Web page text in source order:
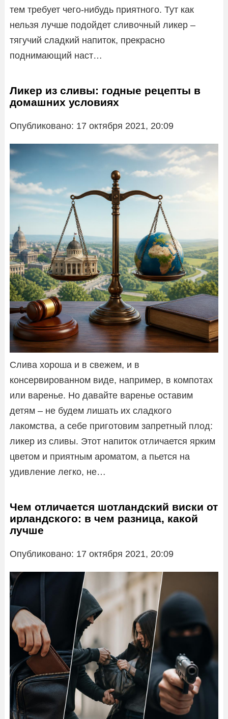
тем требует чего-нибудь приятного. Тут как
нельзя лучше подойдет сливочный ликер –
тягучий сладкий напиток, прекрасно
поднимающий наст…
Ликер из сливы: годные рецепты в
домашних условиях
Опубликовано: 17 октября 2021, 20:09
Слива хороша и в свежем, и в
консервированном виде, например, в компотах
или варенье. Но давайте варенье оставим
детям – не будем лишать их сладкого
лакомства, а себе приготовим запретный плод:
ликер из сливы. Этот напиток отличается ярким
цветом и приятным ароматом, а пьется на
удивление легко, не…
Чем отличается шотландский виски от
ирландского: в чем разница, какой
лучше
Опубликовано: 17 октября 2021, 20:09